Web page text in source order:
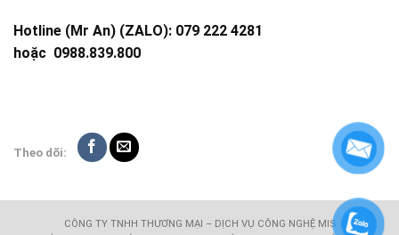
Hotline (Mr An) (ZALO): 079 222 4281
hoặc 0988.839.800
Theo dõi:
CÔNG TY TNHH THƯƠNG MẠI – DỊCH VỤ CÔNG NGHỆ MIS